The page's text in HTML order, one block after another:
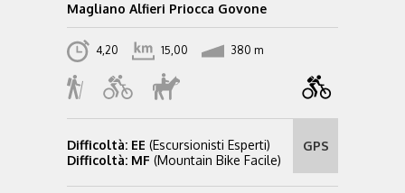
Magliano Alfieri Priocca Govone
4,20 15,00 380 m
Difficoltà: EE (Escursionisti Esperti)
Difficoltà: MF (Mountain Bike Facile)
GPS